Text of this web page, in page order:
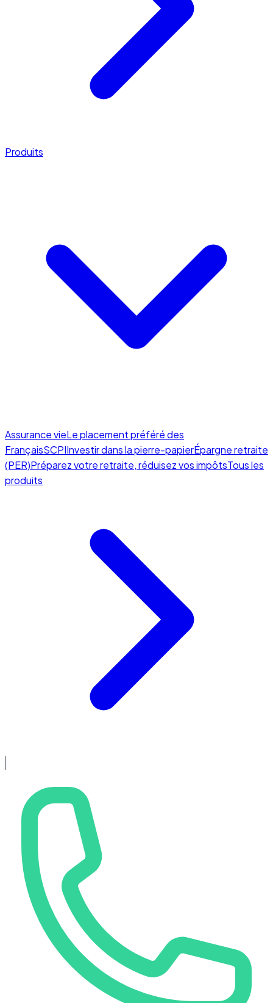
Produits
Assurance vieLe placement préféré des
FrançaisSCPIInvestir dans la pierre-papierÉpargne retraite
(PER)Préparez votre retraite, réduisez vos impôtsTous les
produits